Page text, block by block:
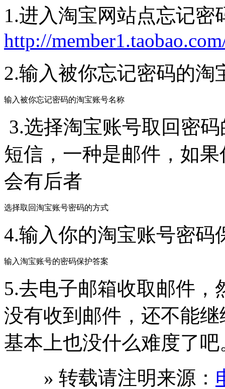
1.进入淘宝网站点忘记密
http://
2.输入被你忘记密码的淘
输入被你忘记密码的淘宝账号名称
3.选择淘宝账号取回密
短信，一种是邮件，如
会有后者
选择取回淘宝账号密码的方式
4.输入你的淘宝账号密码
输入淘宝账号的密码保护答案
5.去电子邮箱收取邮件
没有收到邮件，还不能
基本上也没什么难度了吧
» 转载请注明来源：